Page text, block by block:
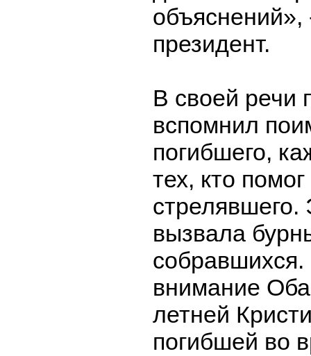
объяснений»,
президент.
В своей речи
вспомнил
погибшего,
тех, кто
стрелявшего.
вызвала
внимание
летней
погибшей во